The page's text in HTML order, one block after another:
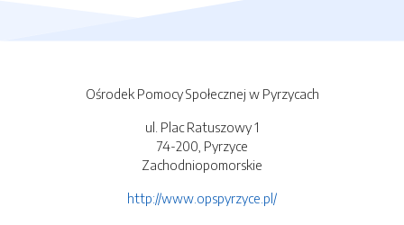
Ośrodek Pomocy Społecznej w Pyrzycach
ul. Plac Ratuszowy 1
74-200, Pyrzyce
Zachodniopomorskie
http://www.opspyrzyce.pl/